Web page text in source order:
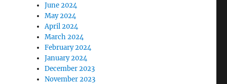
June 2024
May 2024
April 2024
March 2024
February 2024
January 2024
December 2023
November 2023